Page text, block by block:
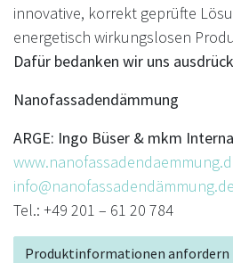
innovative, korrekt geprüfte
energetisch wirkungslosen
Dafür bedanken wir uns
Nanofassadendämmung
ARGE: Ingo Büser & mkm
info@nanofassadendämmung.de
Tel.: +49 201 – 61 20 784
Produktinformationen anfordern